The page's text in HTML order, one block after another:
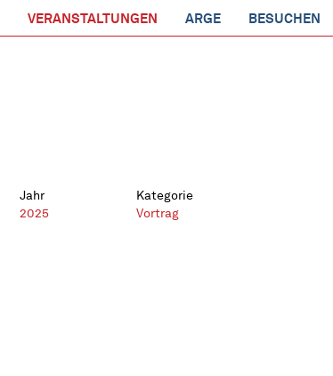
VERANSTALTUNGEN ARGE BESUCHEN
Jahr
2025
Kategorie
Vortrag